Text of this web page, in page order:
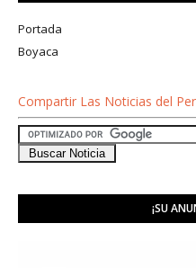
Portada
Boyaca
Compartir Las Noticias del
¡SU